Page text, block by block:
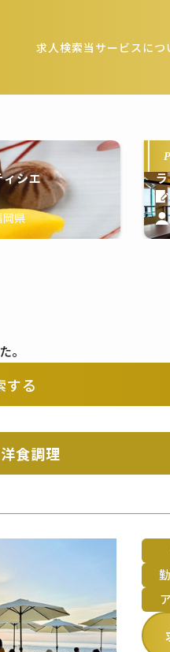
求人検索当サービスにつ
ィシエ
岡県
。
する
食調理